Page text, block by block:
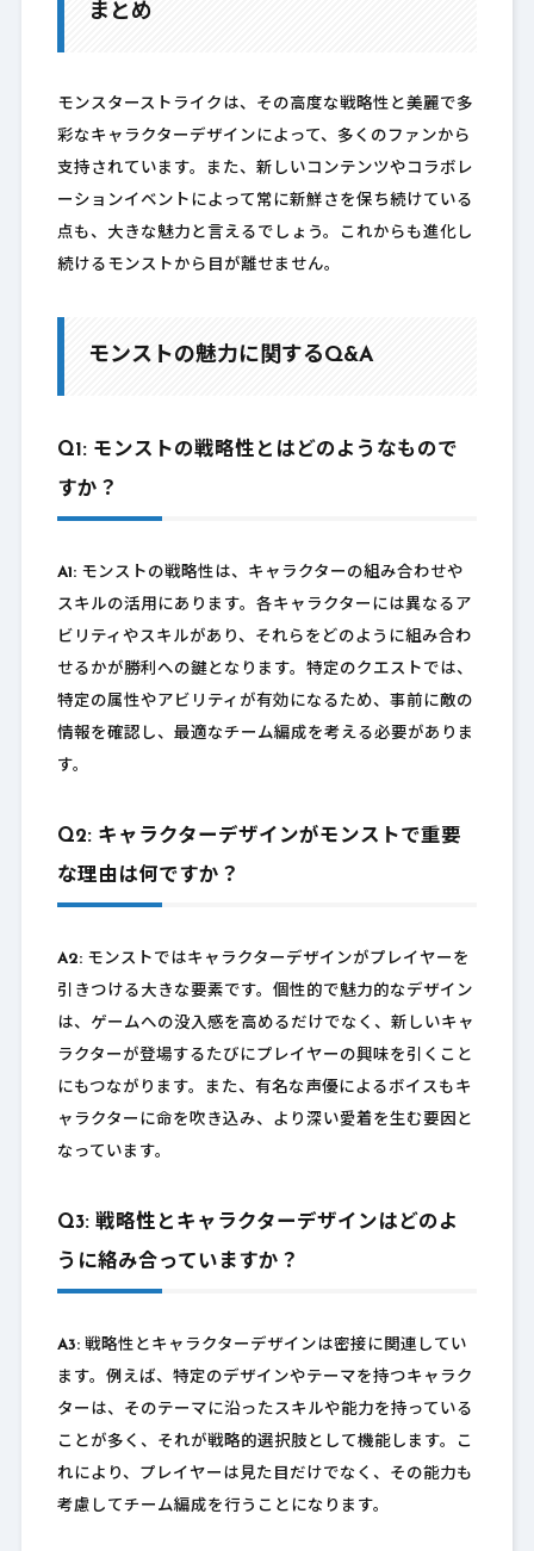
まとめ
モンスターストライクは、その高度な戦略性と美麗で多
彩なキャラクターデザインによって、多くのファンから
支持されています。また、新しいコンテンツやコラボレ
ーションイベントによって常に新鮮さを保ち続けている
点も、大きな魅力と言えるでしょう。これからも進化し
続けるモンストから目が離せません。
モンストの魅力に関するQ&A
Q1: モンストの戦略性とはどのようなもので
すか？
A1:モンストの戦略性は、キャラクターの組み合わせや
スキルの活用にあります。各キャラクターには異なるア
ビリティやスキルがあり、それらをどのように組み合わ
せるかが勝利への鍵となります。特定のクエストでは、
特定の属性やアビリティが有効になるため、事前に敵の
情報を確認し、最適なチーム編成を考える必要がありま
す。
Q2: キャラクターデザインがモンストで重要
な理由は何ですか？
A2:モンストではキャラクターデザインがプレイヤーを
引きつける大きな要素です。個性的で魅力的なデザイン
は、ゲームへの没入感を高めるだけでなく、新しいキャ
ラクターが登場するたびにプレイヤーの興味を引くこと
にもつながります。また、有名な声優によるボイスもキ
ャラクターに命を吹き込み、より深い愛着を生む要因と
なっています。
Q3: 戦略性とキャラクターデザインはどのよ
うに絡み合っていますか？
A3:戦略性とキャラクターデザインは密接に関連してい
ます。例えば、特定のデザインやテーマを持つキャラク
ターは、そのテーマに沿ったスキルや能力を持っている
ことが多く、それが戦略的選択肢として機能します。こ
れにより、プレイヤーは見た目だけでなく、その能力も
考慮してチーム編成を行うことになります。